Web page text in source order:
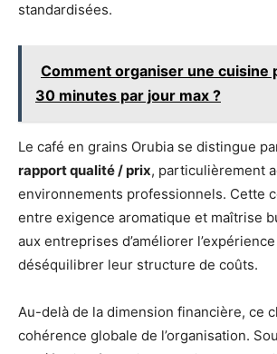
standardisées.
Comment organiser une cuisine
30 minutes par jour max ?
Le café en grains Orubia se distingue
rapport qualité / prix, particulièrement
environnements professionnels. Cette
entre exigence aromatique et maîtrise
aux entreprises d’améliorer
déséquilibrer leur structure de coûts.
Au-delà de la dimension financière, ce
cohérence globale de l’organisation.